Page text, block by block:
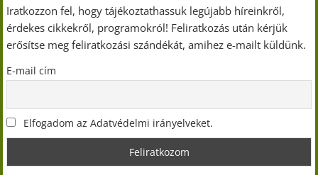
Iratkozzon fel, hogy tájékoztathassuk legújabb híreinkről,
érdekes cikkekről, programokról! Feliratkozás után kérjük
erősítse meg feliratkozási szándékát, amihez e-mailt küldünk.
E-mail cím
Elfogadom az Adatvédelmi irányelveket.